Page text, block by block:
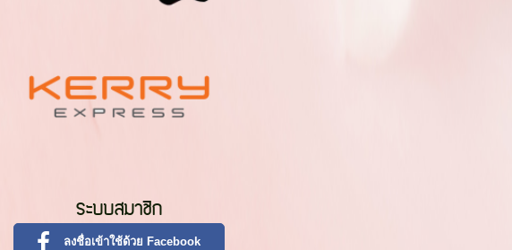
ระบบสมาชิก
ลงชื่อเข้าใช้ด้วย Facebook